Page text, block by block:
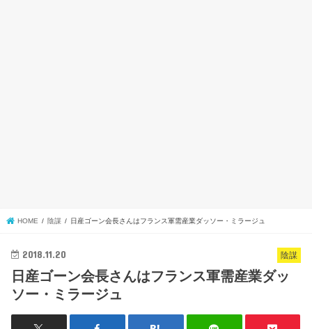
HOME 陰謀 日産ゴーン会長さんはフランス軍需産業ダッソー・ミラージュ
陰謀
2018.11.20
日産ゴーン会長さんはフランス軍需産業ダッ
ソー・ミラージュ